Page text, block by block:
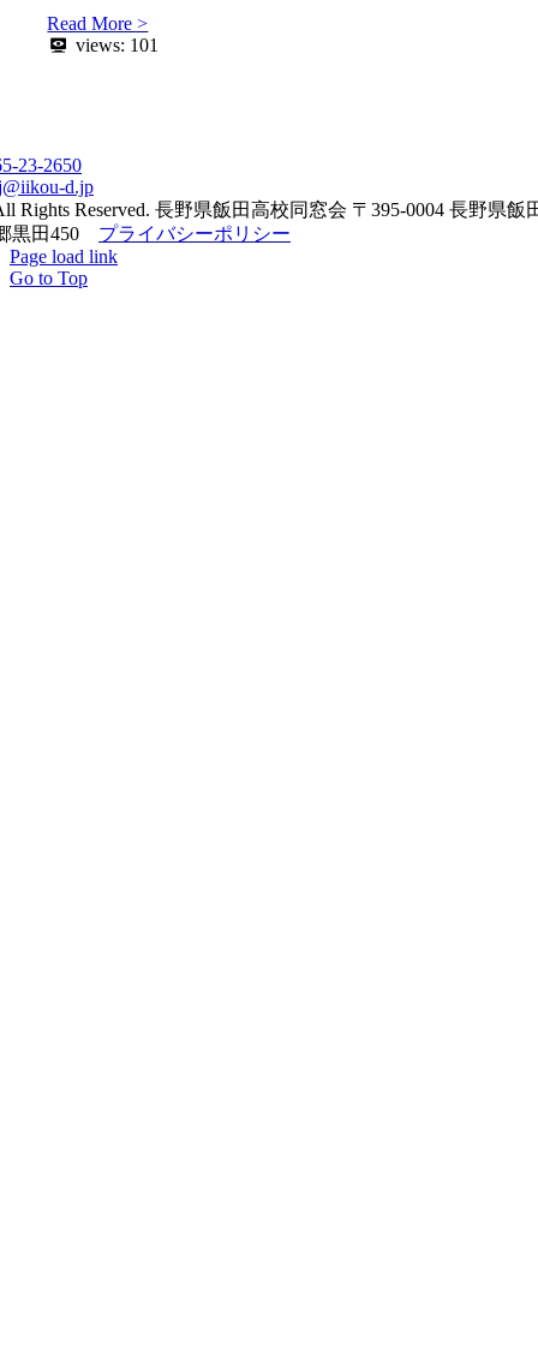
Read More >
views: 101
23-2650
d.jp
Rights Reserved. 長野県飯田高校同窓会 〒395-0004 長野県飯
黒田450 プライバシーポリシー
Page load link
Go to Top